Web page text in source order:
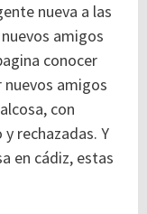
nueva a las
amigos
conocer
nuevos amigos
con
rechazadas. Y
en cádiz, estas